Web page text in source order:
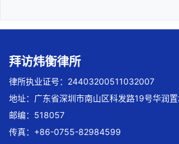
拜访炜衡律所
律所执业证号：24403200511032007
地址：广东省深圳市南山区科发路19号华润
邮编：518057
传真：+86-0755-82984599